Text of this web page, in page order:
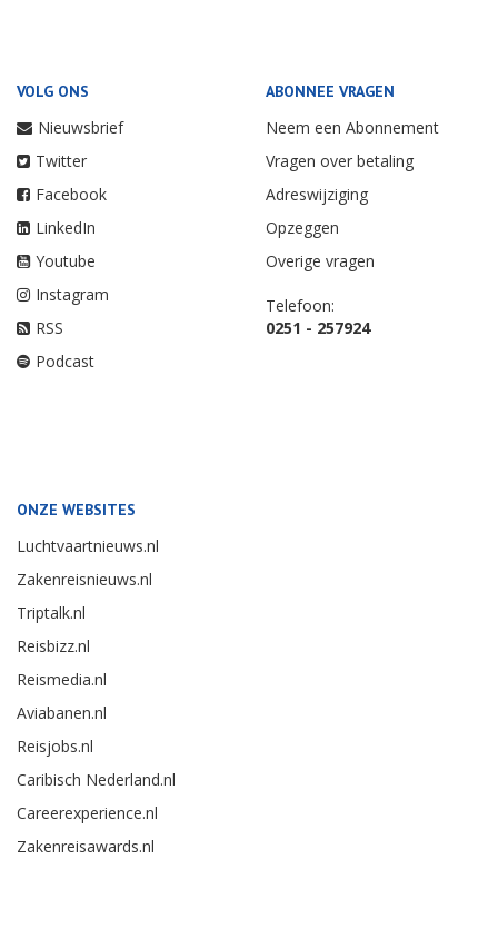
VOLG ONS
Nieuwsbrief
Twitter
Facebook
LinkedIn
Youtube
Instagram
RSS
Podcast
ABONNEE VRAGEN
Neem een Abonnement
Vragen over betaling
Adreswijziging
Opzeggen
Overige vragen
Telefoon:
0251 - 257924
ONZE WEBSITES
Luchtvaartnieuws.nl
Zakenreisnieuws.nl
Triptalk.nl
Reisbizz.nl
Reismedia.nl
Aviabanen.nl
Reisjobs.nl
Caribisch Nederland.nl
Careerexperience.nl
Zakenreisawards.nl